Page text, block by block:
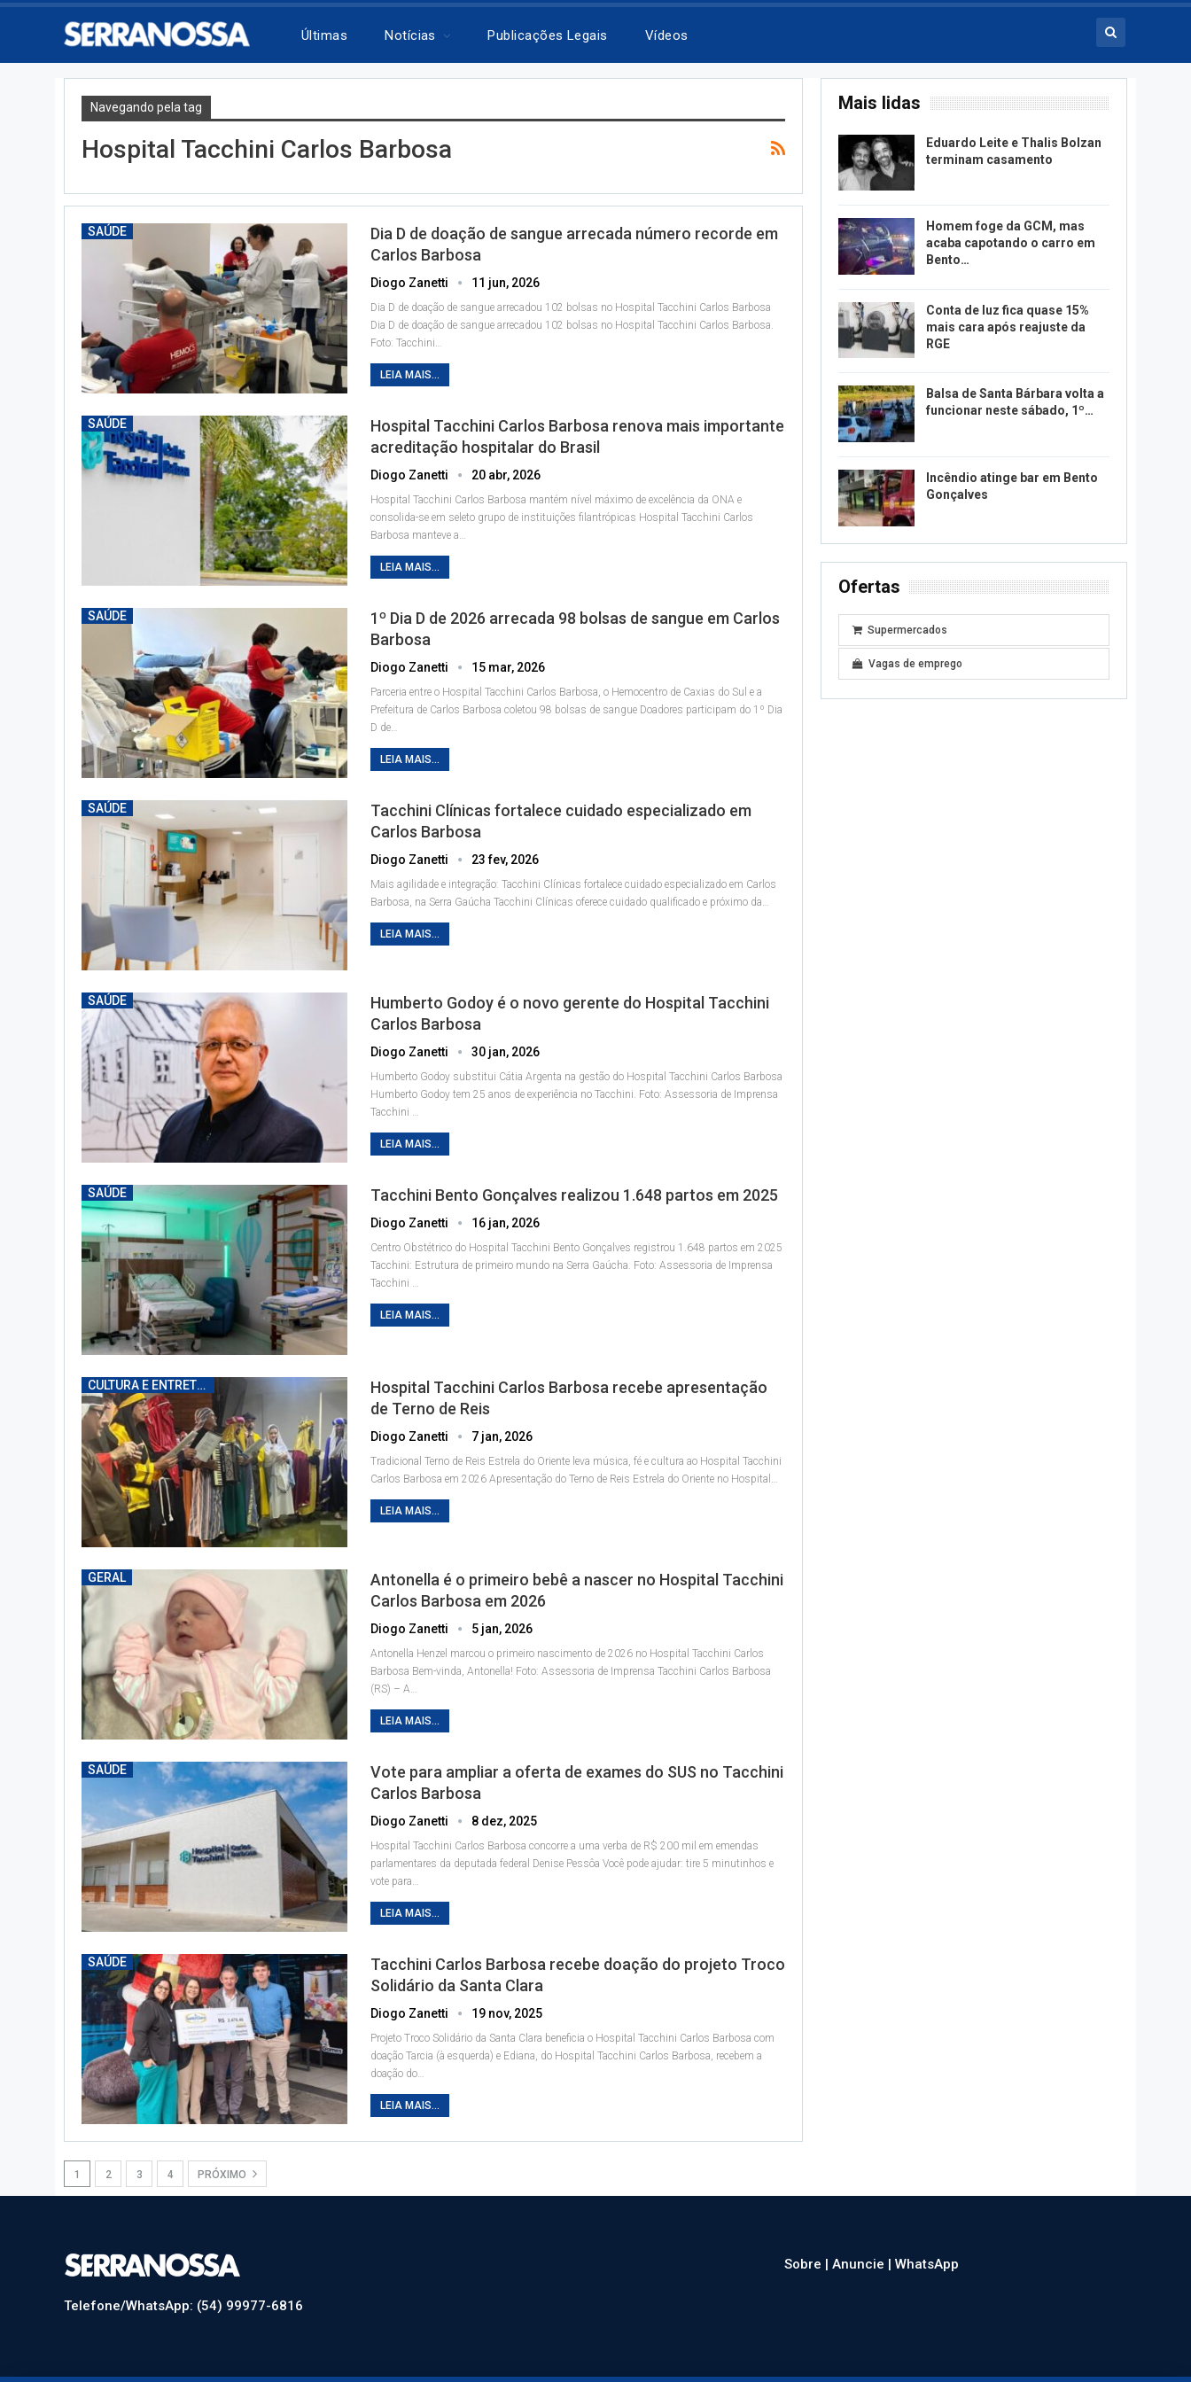
Últimas Notícias Publicações Legais Vídeos
Navegando pela tag
Hospital Tacchini Carlos Barbosa
SAÚDE
Dia D de doação de sangue arrecada número recorde em
Carlos Barbosa
Diogo Zanetti 11 jun, 2026
Dia D de doação de sangue arrecadou 102 bolsas no Hospital Tacchini Carlos Barbosa
Dia D de doação de sangue arrecadou 102 bolsas no Hospital Tacchini Carlos Barbosa.
Foto: Tacchini
LEIA MAIS...
SAÚDE
Hospital Tacchini Carlos Barbosa renova mais importante
acreditação hospitalar do Brasil
Diogo Zanetti 20 abr, 2026
Hospital Tacchini Carlos Barbosa mantém nível máximo de excelência da ONA e
consolida-se em seleto grupo de instituições filantrópicas Hospital Tacchini Carlos
Barbosa manteve a
LEIA MAIS...
SAÚDE
1º Dia D de 2026 arrecada 98 bolsas de sangue em Carlos
Barbosa
Diogo Zanetti 15 mar, 2026
Parceria entre o Hospital Tacchini Carlos Barbosa, o Hemocentro de Caxias do Sul e a
Prefeitura de Carlos Barbosa coletou 98 bolsas de sangue Doadores participam do 1º Dia
D de
LEIA MAIS...
SAÚDE
Tacchini Clínicas fortalece cuidado especializado em
Carlos Barbosa
Diogo Zanetti 23 fev, 2026
Mais agilidade e integração: Tacchini Clínicas fortalece cuidado especializado em Carlos
Barbosa, na Serra Gaúcha Tacchini Clínicas oferece cuidado qualificado e próximo da
LEIA MAIS...
SAÚDE
Humberto Godoy é o novo gerente do Hospital Tacchini
Carlos Barbosa
Diogo Zanetti 30 jan, 2026
Humberto Godoy substitui Cátia Argenta na gestão do Hospital Tacchini Carlos Barbosa
Humberto Godoy tem 25 anos de experiência no Tacchini. Foto: Assessoria de Imprensa
Tacchini
LEIA MAIS...
SAÚDE Tacchini Bento Gonçalves realizou 1.648 partos em 2025
Diogo Zanetti 16 jan, 2026
Centro Obstétrico do Hospital Tacchini Bento Gonçalves registrou 1.648 partos em 2025
Tacchini: Estrutura de primeiro mundo na Serra Gaúcha. Foto: Assessoria de Imprensa
Tacchini
LEIA MAIS...
CULTURA E ENTRETENIMENTO
Hospital Tacchini Carlos Barbosa recebe apresentação
de Terno de Reis
Diogo Zanetti 7 jan, 2026
Tradicional Terno de Reis Estrela do Oriente leva música, fé e cultura ao Hospital Tacchini
Carlos Barbosa em 2026 Apresentação do Terno de Reis Estrela do Oriente no Hospital
LEIA MAIS...
GERAL
Antonella é o primeiro bebê a nascer no Hospital Tacchini
Carlos Barbosa em 2026
Diogo Zanetti 5 jan, 2026
Antonella Henzel marcou o primeiro nascimento de 2026 no Hospital Tacchini Carlos
Barbosa Bem-vinda, Antonella! Foto: Assessoria de Imprensa Tacchini Carlos Barbosa
(RS) – A
LEIA MAIS...
SAÚDE
Vote para ampliar a oferta de exames do SUS no Tacchini
Carlos Barbosa
Diogo Zanetti 8 dez, 2025
Hospital Tacchini Carlos Barbosa concorre a uma verba de R$ 200 mil em emendas
parlamentares da deputada federal Denise Pessôa Você pode ajudar: tire 5 minutinhos e
vote para
LEIA MAIS...
SAÚDE
Tacchini Carlos Barbosa recebe doação do projeto Troco
Solidário da Santa Clara
Diogo Zanetti 19 nov, 2025
Projeto Troco Solidário da Santa Clara beneficia o Hospital Tacchini Carlos Barbosa com
doação Tarcia (à esquerda) e Ediana, do Hospital Tacchini Carlos Barbosa, recebem a
doação do
LEIA MAIS...
1 2 3 4 PRÓXIMO
Mais lidas
Eduardo Leite e Thalis Bolzan
terminam casamento
Homem foge da GCM, mas
acaba capotando o carro em
Bento…
Conta de luz fica quase 15%
mais cara após reajuste da
RGE
Balsa de Santa Bárbara volta a
funcionar neste sábado, 1º…
Incêndio atinge bar em Bento
Gonçalves
Ofertas
Supermercados
Vagas de emprego
Telefone/WhatsApp: (54) 99977-6816
Sobre |Anuncie |WhatsApp